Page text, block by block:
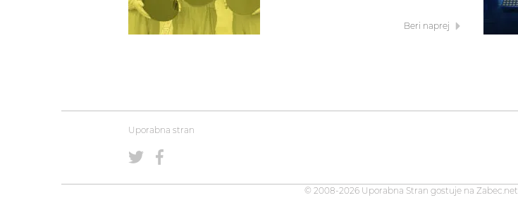
Beri naprej
Uporabna stran
© 2008-2026 Uporabna Stran gostuje na Zabec.net